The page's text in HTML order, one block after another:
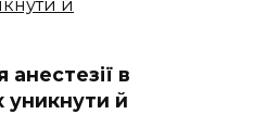
в
уникнути й